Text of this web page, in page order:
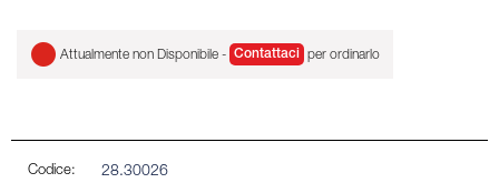
Attualmente non Disponibile - Contattaci per ordinarlo
Codice: 28.30026